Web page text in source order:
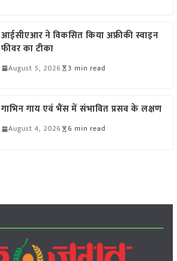
आईसीएआर ने विकसित किया अफ्रीकी स्वाइन
फीवर का टीका
August 5, 2026 3 min read
गाभिन गाय एवं भैंस में संभावित प्रसव के लक्षण
August 4, 2026 6 min read